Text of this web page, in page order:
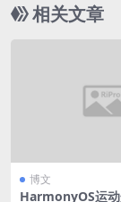
相关文章
博文
HarmonyOS运动